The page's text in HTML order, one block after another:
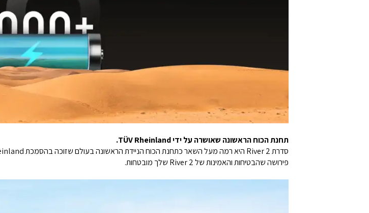
תחנת הכוח הראשונה שאושרה על ידי TÜV Rheinland.
פירושה שהבטיחות והאמינות של River 2 שלך מובטחות.